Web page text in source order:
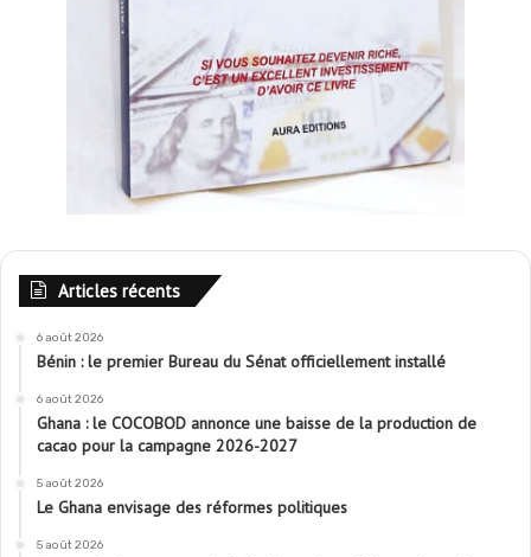
Articles récents
6 août 2026
Bénin : le premier Bureau du Sénat officiellement installé
6 août 2026
Ghana : le COCOBOD annonce une baisse de la production de
cacao pour la campagne 2026-2027
5 août 2026
Le Ghana envisage des réformes politiques
5 août 2026